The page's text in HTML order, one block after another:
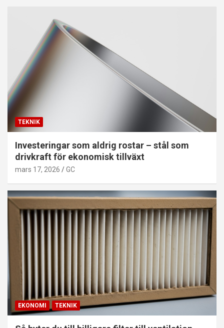
TEKNIK
Investeringar som aldrig rostar – stål som
drivkraft för ekonomisk tillväxt
mars 17, 2026 GC
EKONOMI TEKNIK